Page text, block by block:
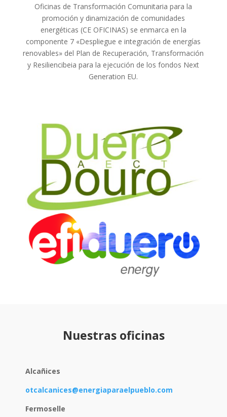
Oficinas de Transformación Comunitaria para la
promoción y dinamización de comunidades
energéticas (CE OFICINAS) se enmarca en la
componente 7 «Despliegue e integración de energías
renovables» del Plan de Recuperación, Transformación
y Resiliencibeia para la ejecución de los fondos Next
Generation EU.
Nuestras oficinas
Alcañices
otcalcanices@energiaparaelpueblo.com
Fermoselle